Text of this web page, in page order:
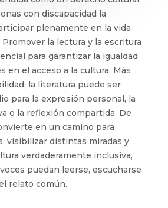
con discapacidad la
plenamente en la vida
la lectura y la escritura
para garantizar la igualdad
en el acceso a la cultura. Más
la literatura puede ser
para la expresión personal, la
o la reflexión compartida. De
en un camino para
visibilizar distintas miradas y
verdaderamente inclusiva,
puedan leerse, escucharse
relato común.